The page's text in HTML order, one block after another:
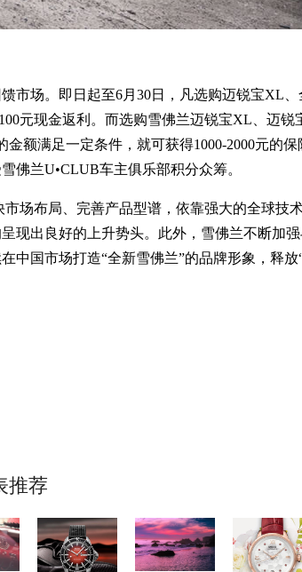
场。即日起至6月30日，凡选购迈锐宝XL、
元现金返利。而选购雪佛兰迈锐宝XL、迈
额满足一定条件，就可获得1000-2000元的
佛兰U•CLUB车主俱乐部积分众筹。
布局、完善产品型谱，依靠强大的全球技
现出良好的上升势头。此外，雪佛兰不断加
中国市场打造“全新雪佛兰”的品牌形象，释
推荐